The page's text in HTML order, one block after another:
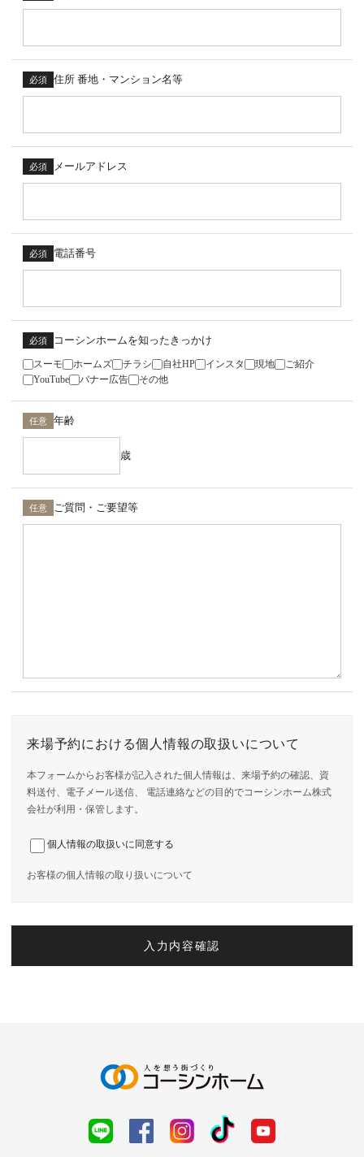
必須 住所 番地・マンション名等
必須 メールアドレス
必須 電話番号
必須 コーシンホームを知ったきっかけ
スーモ ホームズ チラシ 自社HP インスタ 現地
ご紹介
YouTube
バナー広告 その他
任意 年齢
歳
任意 ご質問・ご要望等
来場予約における個人情報の取扱いについて
本フォームからお客様が記入された個人情報は、来場予約の確認、資
料送付、電子メール送信、 電話連絡などの目的でコーシンホーム株式
会社が利用・保管します。
個人情報の取扱いに同意する
お客様の個人情報の取り扱いについて